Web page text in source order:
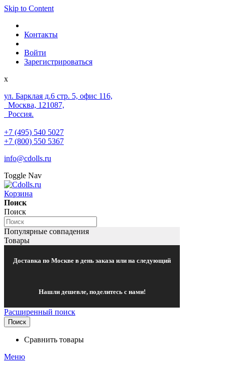
Skip to Content
Контакты
Войти
Зарегистрироваться
x
ул. Барклая д.6 стр. 5, офис 116,
Москва, 121087,
Россия.
+7 (495) 540 5027
+7 (800) 550 5367
info@cdolls.ru
Toggle Nav
Корзина
Поиск
Поиск
Популярные совпадения
Товары
Доставка по Москве в день заказа или на следующий
Нашли дешевле, поделитесь с нами!
Расширенный поиск
Поиск
Сравнить товары
Меню